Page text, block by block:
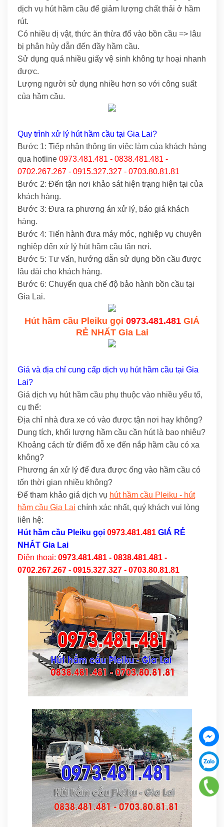
dịch vụ hút hầm cầu để giảm lượng chất thải ở hầm
rút.
Có nhiều dị vật, thức ăn thừa đổ vào bồn cầu => lâu
bị phân hủy dẫn đến đầy hầm cầu.
Sử dụng quá nhiều giấy vệ sinh không tự hoại nhanh
được.
Lượng người sử dụng nhiều hơn so với công suất
của hầm cầu.
Quy trình xử lý hút hầm cầu tại Gia Lai?
Bước 1: Tiếp nhận thông tin việc làm của khách hàng
qua hotline 0973.481.481 - 0838.481.481 -
0702.267.267 - 0915.327.327 - 0703.80.81.81
Bước 2: Đến tận nơi khảo sát hiện trạng hiện tại của
khách hàng.
Bước 3: Đưa ra phương án xử lý, báo giá khách
hàng.
Bước 4: Tiến hành đưa máy móc, nghiệp vụ chuyên
nghiệp đến xử lý hút hầm cầu tận nơi.
Bước 5: Tư vấn, hướng dẫn sử dụng bồn cầu được
lâu dài cho khách hàng.
Bước 6: Chuyển qua chế độ bảo hành bồn cầu tại
Gia Lai.
Hút hầm cầu Pleiku gọi 0973.481.481 GIÁ
RẺ NHẤT Gia Lai
Giá và địa chỉ cung cấp dịch vụ hút hầm cầu tại Gia
Lai?
Giá dịch vụ hút hầm cầu phụ thuộc vào nhiều yếu tố,
cụ thể:
Địa chỉ nhà đưa xe có vào được tận nơi hay không?
Dung tích, khối lượng hầm cầu cần hút là bao nhiêu?
Khoảng cách từ điểm đỗ xe đến nắp hầm cầu có xa
không?
Phương án xử lý để đưa được ống vào hầm cầu có
tốn thời gian nhiều không?
Để tham khảo giá dịch vụ hút hầm cầu Pleiku - hút
hầm cầu Gia Lai chính xác nhất, quý khách vui lòng
liên hệ:
Hút hầm cầu Pleiku gọi 0973.481.481 GIÁ RẺ
NHẤT Gia Lai
Điện thoại: 0973.481.481 - 0838.481.481 -
0702.267.267 - 0915.327.327 - 0703.80.81.81